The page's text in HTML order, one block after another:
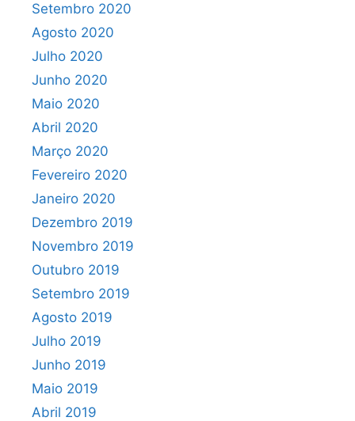
Setembro 2020
Agosto 2020
Julho 2020
Junho 2020
Maio 2020
Abril 2020
Março 2020
Fevereiro 2020
Janeiro 2020
Dezembro 2019
Novembro 2019
Outubro 2019
Setembro 2019
Agosto 2019
Julho 2019
Junho 2019
Maio 2019
Abril 2019